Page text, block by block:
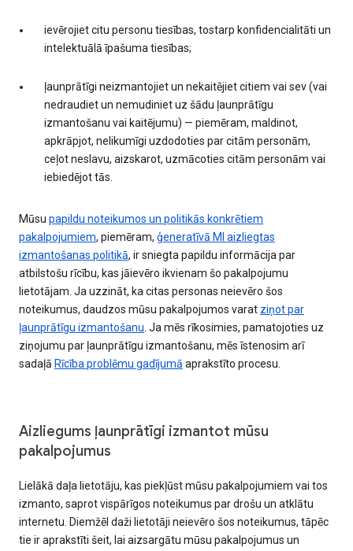
ievērojiet citu personu tiesības, tostarp konfidencialitāti un
intelektuālā īpašuma tiesības;
ļaunprātīgi neizmantojiet un nekaitējiet citiem vai sev (vai
nedraudiet un nemudiniet uz šādu ļaunprātīgu
izmantošanu vai kaitējumu) — piemēram, maldinot,
apkrāpjot, nelikumīgi uzdodoties par citām personām,
ceļot neslavu, aizskarot, uzmācoties citām personām vai
iebiedējot tās.
Mūsu papildu noteikumos un politikās konkrētiem
pakalpojumiem, piemēram, ģeneratīvā MI aizliegtas
izmantošanas politikā, ir sniegta papildu informācija par
atbilstošu rīcību, kas jāievēro ikvienam šo pakalpojumu
lietotājam. Ja uzzināt, ka citas personas neievēro šos
noteikumus, daudzos mūsu pakalpojumos varat ziņot par
ļaunprātīgu izmantošanu. Ja mēs rīkosimies, pamatojoties uz
ziņojumu par ļaunprātīgu izmantošanu, mēs īstenosim arī
sadaļā Rīcība problēmu gadījumā aprakstīto procesu.
Aizliegums ļaunprātīgi izmantot mūsu
pakalpojumus
Lielākā daļa lietotāju, kas piekļūst mūsu pakalpojumiem vai tos
izmanto, saprot vispārīgos noteikumus par drošu un atklātu
internetu. Diemžēl daži lietotāji neievēro šos noteikumus, tāpēc
tie ir aprakstīti šeit, lai aizsargātu mūsu pakalpojumus un